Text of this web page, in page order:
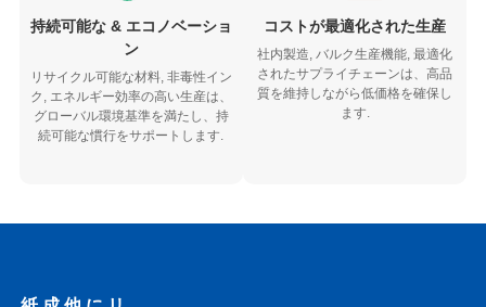
持続可能な & エコノベーショ
ン
リサイクル可能な材料, 非毒性イン
ク, エネルギー効率の高い生産は、
グローバル環境基準を満たし、持
続可能な慣行をサポートします.
コストが最適化された生産
社内製造, バルク生産機能, 最適化
されたサプライチェーンは、高品
質を維持しながら低価格を確保し
ます.